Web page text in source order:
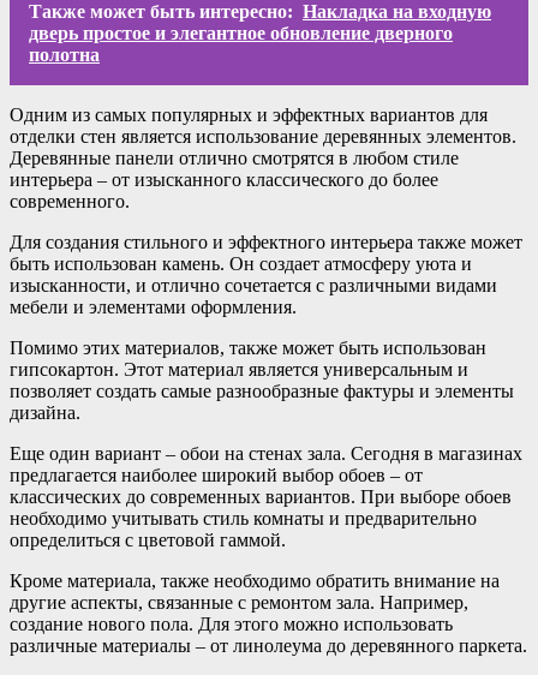
Также может быть интересно: Накладка на входную
дверь простое и элегантное обновление дверного
полотна
Одним из самых популярных и эффектных вариантов для
отделки стен является использование деревянных элементов.
Деревянные панели отлично смотрятся в любом стиле
интерьера – от изысканного классического до более
современного.
Для создания стильного и эффектного интерьера также может
быть использован камень. Он создает атмосферу уюта и
изысканности, и отлично сочетается с различными видами
мебели и элементами оформления.
Помимо этих материалов, также может быть использован
гипсокартон. Этот материал является универсальным и
позволяет создать самые разнообразные фактуры и элементы
дизайна.
Еще один вариант – обои на стенах зала. Сегодня в магазинах
предлагается наиболее широкий выбор обоев – от
классических до современных вариантов. При выборе обоев
необходимо учитывать стиль комнаты и предварительно
определиться с цветовой гаммой.
Кроме материала, также необходимо обратить внимание на
другие аспекты, связанные с ремонтом зала. Например,
создание нового пола. Для этого можно использовать
различные материалы – от линолеума до деревянного паркета.